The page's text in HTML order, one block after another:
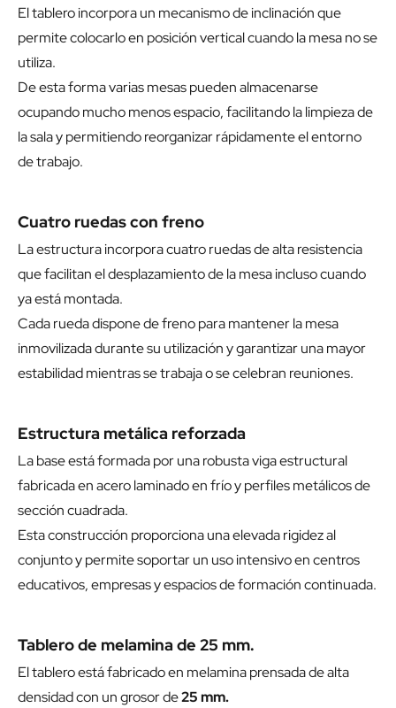
El tablero incorpora un mecanismo de inclinación que
permite colocarlo en posición vertical cuando la mesa no se
utiliza.
De esta forma varias mesas pueden almacenarse
ocupando mucho menos espacio, facilitando la limpieza de
la sala y permitiendo reorganizar rápidamente el entorno
de trabajo.
Cuatro ruedas con freno
La estructura incorpora cuatro ruedas de alta resistencia
que facilitan el desplazamiento de la mesa incluso cuando
ya está montada.
Cada rueda dispone de freno para mantener la mesa
inmovilizada durante su utilización y garantizar una mayor
estabilidad mientras se trabaja o se celebran reuniones.
Estructura metálica reforzada
La base está formada por una robusta viga estructural
fabricada en acero laminado en frío y perfiles metálicos de
sección cuadrada.
Esta construcción proporciona una elevada rigidez al
conjunto y permite soportar un uso intensivo en centros
educativos, empresas y espacios de formación continuada.
Tablero de melamina de 25 mm.
El tablero está fabricado en melamina prensada de alta
densidad con un grosor de25 mm.